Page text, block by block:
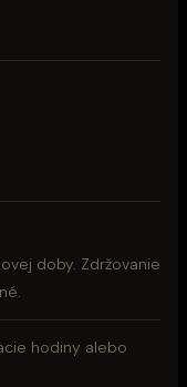
doby. Zdržovanie
hodiny alebo